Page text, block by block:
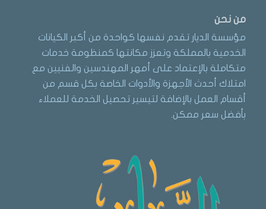
من نحن
مؤسسة الديار تقدم نفسها كواحدة من أكبر الكيانات
الخدمية بالمملكة وتعزز مكانتها كمنظومة خدمات
متكاملة بالإعتماد على أمهر المهندسين والفنيين مع
امتلاك أحدث الأجهزة والأدوات الخاصة بكل قسم من
أقسام العمل بالإضافة لتيسير تحصيل الخدمة للعملاء
بأفضل سعر ممكن.